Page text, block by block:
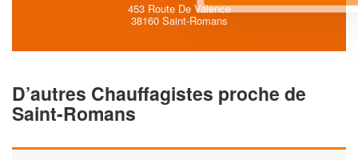
453 Route De Valence
38160 Saint-Romans
D’autres Chauffagistes proche de
Saint-Romans